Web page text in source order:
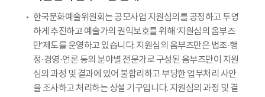
한국문화예술위원회는 공모사업 지원심의를 공정하고 투명
하게 추진하고 예술가의 권익보호를 위해 ‘지원심의 옴부즈
만’제도를 운영하고 있습니다. 지원심의 옴부즈만은 법조·행
정·경영·언론 등의 분야별 전문가로 구성된 옴부즈만이 지원
심의 과정 및 결과에 있어 불합리하고 부당한 업무처리 사안
을 조사하고 처리하는 상설 기구입니다. 지원심의 과정 및 결